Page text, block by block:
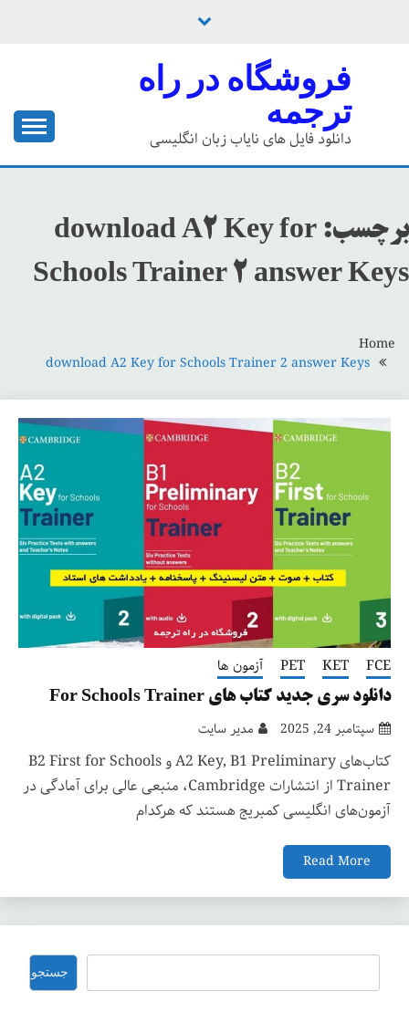
فروشگاه در راه
ترجمه
دانلود فایل های نایاب زبان انگلیسی
برچسب: download A2 Key for
Schools Trainer 2 answer Keys
Home
download A2 Key for Schools Trainer 2 answer Keys
FCE
KET
PET آزمون ها
دانلود سری جدید کتاب های For Schools Trainer
سپتامبر 24, 2025 مدیر سایت
کتاب‌های A2 Key, B1 Preliminary و B2 First for Schools
Trainer از انتشارات Cambridge، منبعی عالی برای آمادگی در
آزمون‌های انگلیسی کمبریج هستند که هرکدام
Read More
جستجو جستجو